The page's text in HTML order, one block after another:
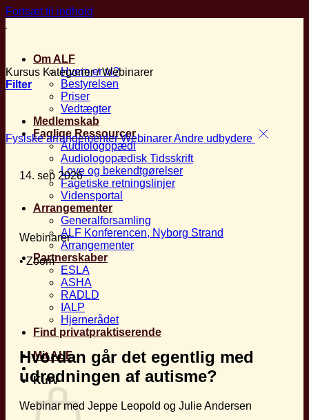
Fortsæt til indhold
Om ALF
Hvem er vi?
Bestyrelsen
Priser
Vedtægter
Medlemskab
Faglige Ressourcer
Audiologopædi
Audiologopædisk Tidsskrift
Love og bekendtgørelser
Fagetiske retningslinjer
Vidensportal
Arrangementer
Generalforsamling
ALF Konferencen, Nyborg Strand
Arrangementer
Partnerskaber
ESLA
ASHA
RADLD
IALP
Hjernerådet
Find privatpraktiserende
Mit ALF
Kurv
Kursus Kategorier/Webinarer
Filter
Fysiske arrangementerWebinarerAndre udbydere
14. sep 2026
Webinarer
• Zoom
Hvordan går det egentlig med
udredningen af autisme?
Webinar med Jeppe Leopold og Julie Andersen